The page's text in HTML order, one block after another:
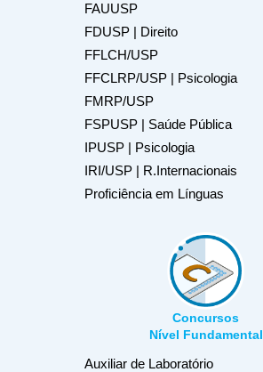
FAUUSP
FDUSP | Direito
FFLCH/USP
FFCLRP/USP | Psicologia
FMRP/USP
FSPUSP | Saúde Pública
IPUSP | Psicologia
IRI/USP | R.Internacionais
Proficiência em Línguas
Concursos
Nível Fundamental
Auxiliar de Laboratório